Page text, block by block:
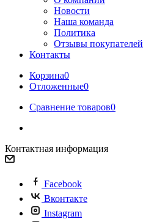
Новости
Наша команда
Политика
Отзывы покупателей
Контакты
Корзина0
Отложенные0
Сравнение товаров0
Контактная информация
Facebook
Вконтакте
Instagram